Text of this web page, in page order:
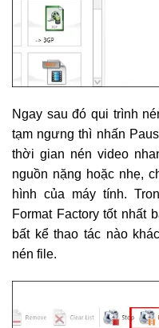
Ngay sau đó qui trình
tạm ngưng thì nhấn
thời gian nén video
nguồn nặng hoặc nhẹ,
hình của máy tính.
Format Factory tốt nhất
bất kể thao tác nào
nén file.